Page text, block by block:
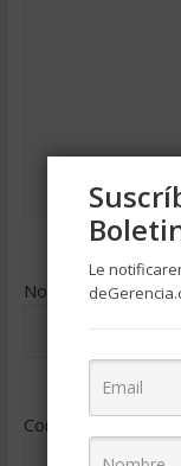
Nombre*
Correo electrónico
Le